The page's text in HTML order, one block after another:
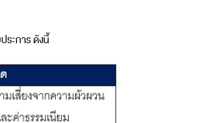
ระการ ดังนี้